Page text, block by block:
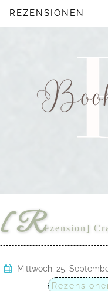
REZENSIONEN
[Rezension]
Mittwoch, 25.